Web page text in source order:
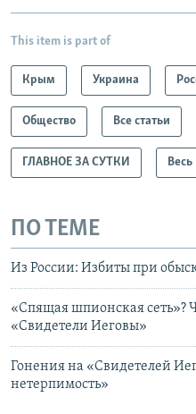
This item is part of
Крым Украина
Общество Все статьи
ГЛАВНОЕ ЗА СУТКИ
ПО ТЕМЕ
Из России: Избиты при
«Спящая шпионская сеть»?
«Свидетели Иеговы»
Гонения на «Свидетелей
нетерпимость»